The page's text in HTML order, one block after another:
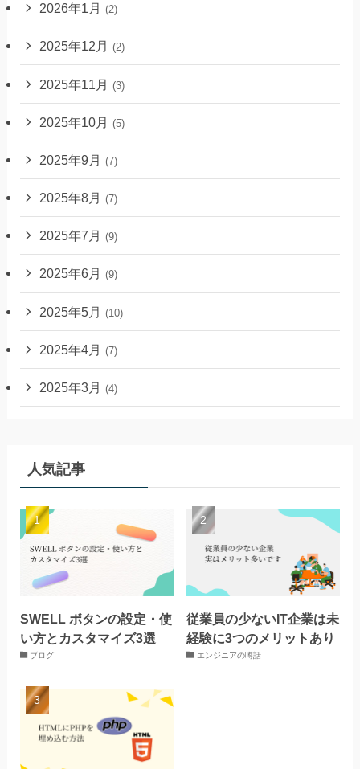
2026年1月 (2)
2025年12月 (2)
2025年11月 (3)
2025年10月 (5)
2025年9月 (7)
2025年8月 (7)
2025年7月 (9)
2025年6月 (9)
2025年5月 (10)
2025年4月 (7)
2025年3月 (4)
人気記事
SWELL ボタンの設定・使
い方とカスタマイズ3選
ブログ
従業員の少ないIT企業は未
経験に3つのメリットあり
エンジニアの噂話